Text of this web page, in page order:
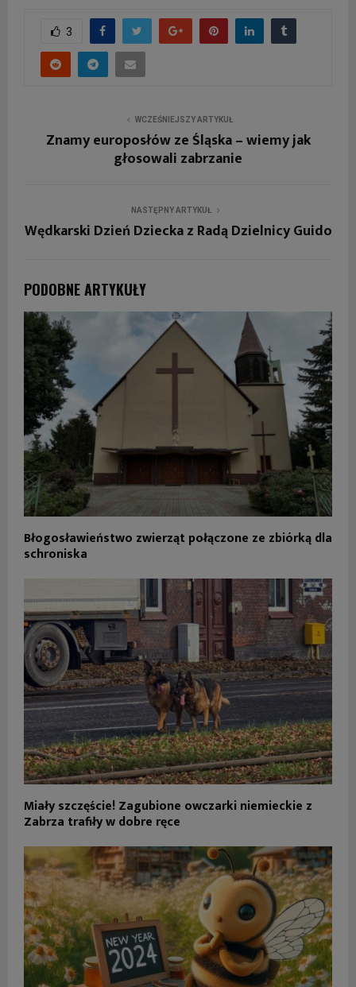
3
WCZEŚNIEJSZY ARTYKUŁ
Znamy europosłów ze Śląska – wiemy jak
głosowali zabrzanie
NASTĘPNY ARTYKUŁ
Wędkarski Dzień Dziecka z Radą Dzielnicy Guido
PODOBNE ARTYKUŁY
Błogosławieństwo zwierząt połączone ze zbiórką dla
schroniska
Miały szczęście! Zagubione owczarki niemieckie z
Zabrza trafiły w dobre ręce